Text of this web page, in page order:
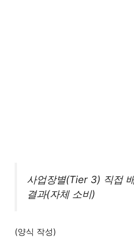
사업장별(Tier 3) 직접
결과(자체 소비)
(양식 작성)